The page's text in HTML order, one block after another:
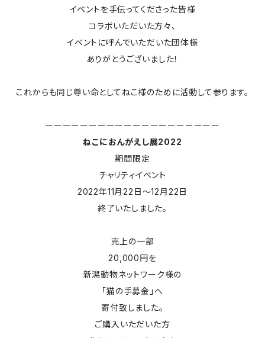
イベントを手伝ってくださった皆様
コラボいただいた方々、
イベントに呼んでいただいた団体様
ありがとうございました！
これからも同じ尊い命としてねこ様のために活動して参ります。
ーーーーーーーーーーーーーーーーーーーー
ねこにおんがえし展2022
期間限定
チャリティイベント
2022年11月22日〜12月22日
終了いたしました。
売上の一部
20,000円を
新潟動物ネットワーク様の
「猫の手募金」へ
寄付致しました。
ご購入いただいた方